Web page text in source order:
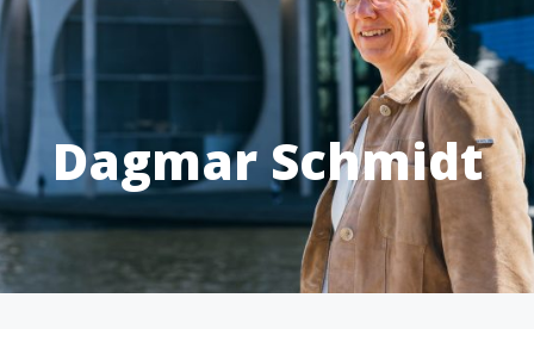
Dagmar Schmidt